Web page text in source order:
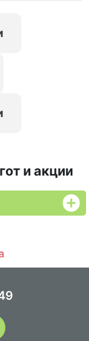
и акции